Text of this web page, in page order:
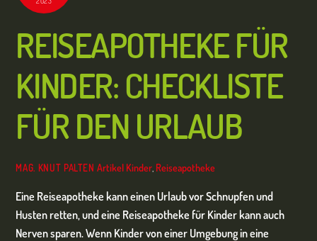
REISEAPOTHEKE FÜR
KINDER: CHECKLISTE
FÜR DEN URLAUB
MAG. KNUT PALTEN Artikel Kinder, Reiseapotheke
Eine Reiseapotheke kann einen Urlaub vor Schnupfen und
Husten retten, und eine Reiseapotheke für Kinder kann auch
Nerven sparen.Wenn Kinder von einer Umgebung in eine